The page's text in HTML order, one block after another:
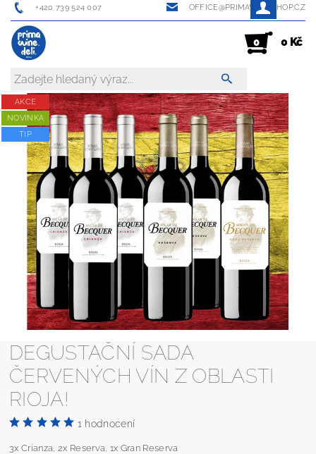
+420 739 524 007 OFFICE@PRIMAWINESHOP.CZ
0 0 Kč
AKCE
NOVINKA
TIP
DEGUSTAČNÍ SADA
ČERVENÝCH VÍN Z OBLASTI
RIOJA!
1 hodnocení
3x Crianza, 2x Reserva, 1x Gran Reserva